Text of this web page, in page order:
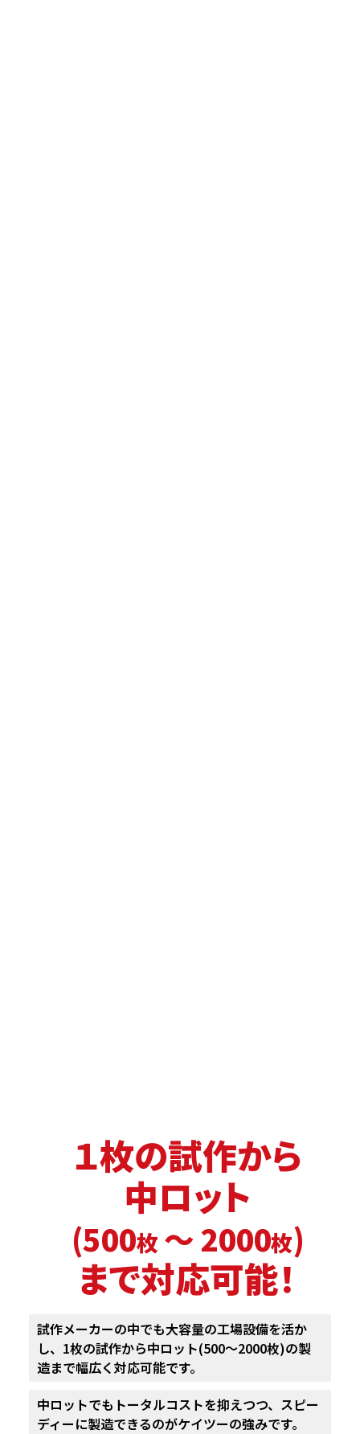
１枚の試作から
中ロット
(500枚～ 2000枚)
まで対応可能！
試作メーカーの中でも大容量の工場設備を活か
し、 1枚の試作から中ロット(500～2000枚)の製
造まで幅広く対応可能です。
中ロットでもトータルコストを抑えつつ、 スピー
ディーに製造できるのがケイツーの強みです。